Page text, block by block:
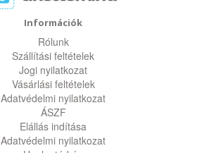
Információk
Rólunk
Szállítási feltételek
Jogi nyilatkozat
Vásárlási feltételek
Adatvédelmi nyilatkozat
ÁSZF
Elállás indítása
Adatvédelmi nyilatkozat